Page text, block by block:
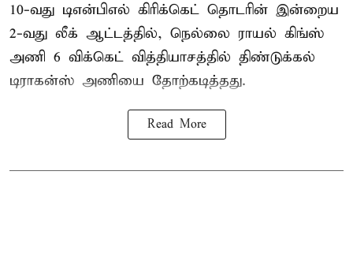
10-வது டிஎன்பிஎல் கிரிக்கெட் தொடரின் இன்றைய
2-வது லீக் ஆட்டத்தில், நெல்லை ராயல் கிங்ஸ்
அணி 6 விக்கெட் வித்தியாசத்தில் திண்டுக்கல்
டிராகன்ஸ் அணியை தோற்கடித்தது.
Read More